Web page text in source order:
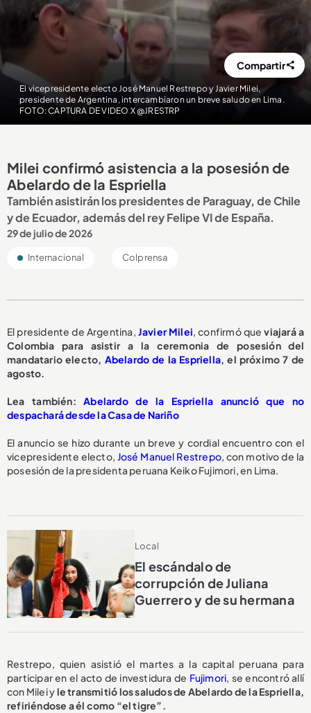
El vicepresidente electo José Manuel Restrepo y Javier Milei,
presidente de Argentina, intercambiaron un breve saludo en Lima.
FOTO: CAPTURA DE VIDEO X @JRESTRP
Compartir
Milei confirmó asistencia a la posesión de
Abelardo de la Espriella
También asistirán los presidentes de Paraguay, de Chile
y de Ecuador, además del rey Felipe VI de España.
29 de julio de 2026
Internacional Colprensa
El presidente de Argentina, Javier Milei, confirmó queviajará a
Colombia para asistir a la ceremonia de posesión del
mandatario electo, Abelardo de la Espriella, el próximo 7 de
agosto.
Lea también:Abelardo de la Espriella anunció que no
despachará desde la Casa de Nariño
El anuncio se hizo durante un breve y cordial encuentro con el
vicepresidente electo, José Manuel Restrepo, con motivo de la
posesión de la presidenta peruana Keiko Fujimori, en Lima.
Local
El escándalo de
corrupción de Juliana
Guerrero y de su hermana
Restrepo, quien asistió el martes a la capital peruana para
participar en el acto de investidura de Fujimori, se encontró allí
con Milei yle transmitió los saludos de Abelardo de la Espriella,
refiriéndose a él como “el tigre”.